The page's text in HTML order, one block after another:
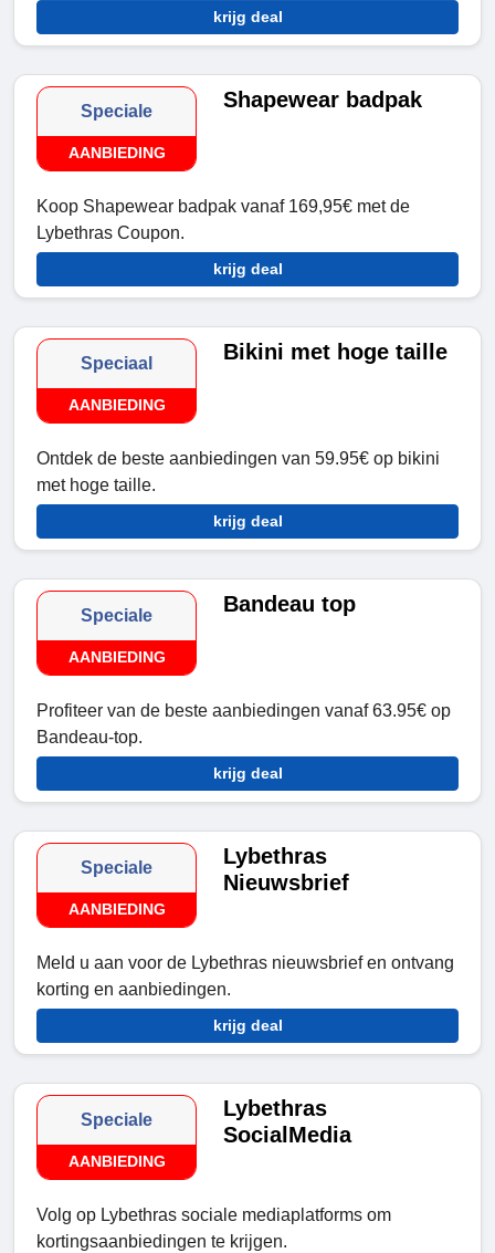
krijg deal
Speciale
AANBIEDING
Shapewear badpak
Koop Shapewear badpak vanaf 169,95€ met de
Lybethras Coupon.
krijg deal
Speciaal
AANBIEDING
Bikini met hoge taille
Ontdek de beste aanbiedingen van 59.95€ op bikini
met hoge taille.
krijg deal
Speciale
AANBIEDING
Bandeau top
Profiteer van de beste aanbiedingen vanaf 63.95€ op
Bandeau-top.
krijg deal
Speciale
AANBIEDING
Lybethras
Nieuwsbrief
Meld u aan voor de Lybethras nieuwsbrief en ontvang
korting en aanbiedingen.
krijg deal
Speciale
AANBIEDING
Lybethras
SocialMedia
Volg op Lybethras sociale mediaplatforms om
kortingsaanbiedingen te krijgen.